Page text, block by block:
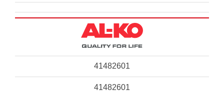
41482601
41482601